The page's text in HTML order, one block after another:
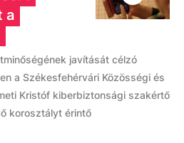
a
javítását célzó
a Székesfehérvári Közösségi és
Kristóf kiberbiztonsági szakértő
korosztályt érintő